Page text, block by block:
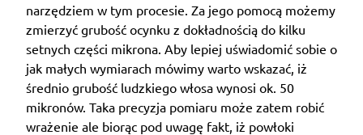
narzędziem w tym procesie. Za jego pomocą możemy
zmierzyć grubość ocynku z dokładnością do kilku
setnych części mikrona. Aby lepiej uświadomić sobie o
jak małych wymiarach mówimy warto wskazać, iż
średnio grubość ludzkiego włosa wynosi ok. 50
mikronów. Taka precyzja pomiaru może zatem robić
wrażenie ale biorąc pod uwagę fakt, iż powłoki